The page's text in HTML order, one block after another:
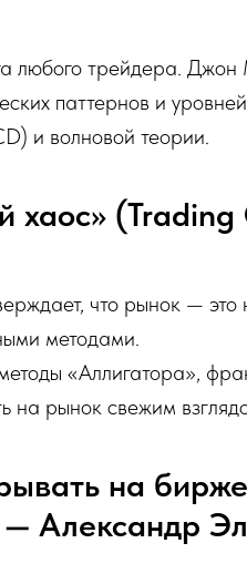
любого трейдера.
паттернов и
и волновой теории.
хаос»
что рынок —
методами.
«Аллигатора»,
на рынок свежим
на
— Александр